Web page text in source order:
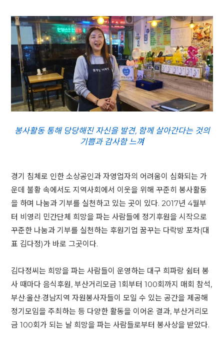
봉사활동 통해 당당해진 자신을 발견, 함께 살아간다는 것의
기쁨과 감사함 느껴
경기 침체로 인한 소상공인과 자영업자의 어려움이 심화되는 가
운데 불황 속에서도 지역사회에서 이웃을 위해 꾸준히 봉사활동
을 하며 나눔과 기부를 실천하고 있는 곳이 있다. 2017년 4월부
터 비영리 민간단체 희망을 파는 사람들에 정기후원을 시작으로
꾸준한 나눔과 기부를 실천하는 후원기업 꿈꾸는 다락방 포차(대
표 김다정)가 바로 그곳이다.
김다정씨는 희망을 파는 사람들이 운영하는 대구 희파랑 쉼터 봉
사 때마다 음식후원, 부산거리모금 1회부터 100회까지 매회 참석,
부산·울산·경남지역 자원봉사자들이 모일 수 있는 공간을 제공해
정기모임을 주최하는 등 다양한 활동을 이어온 결과, 부산거리모
금 100회가 되는 날 희망을 파는 사람들로부터 봉사상을 받았다.